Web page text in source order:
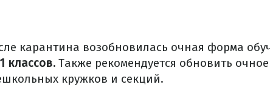
карантина возобновилась очная форма
классов. Также рекомендуется обновить
кружков и секций.